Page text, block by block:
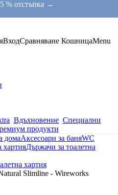
% отстъпка →
ВходСравняване КошницаMenu
Вдъхновение Специални
продукти
домаАксесоари за баняWC
хартияДържачи за тоалетна
хартия